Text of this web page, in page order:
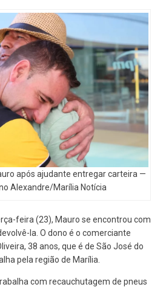
após ajudante entregar carteira —
Alexandre/Marília Notícia
feira (23), Mauro se encontrou com
la. O dono é o comerciante
38 anos, que é de São José do
pela região de Marília.
com recauchutagem de pneus